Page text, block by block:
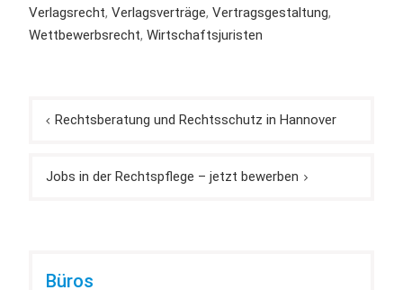
Verlagsrecht, Verlagsverträge, Vertragsgestaltung,
Wettbewerbsrecht, Wirtschaftsjuristen
Rechtsberatung und Rechtsschutz in Hannover
Jobs in der Rechtspflege – jetzt bewerben
Büros